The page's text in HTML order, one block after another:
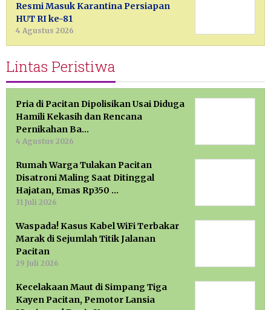
Resmi Masuk Karantina Persiapan
HUT RI ke-81
4 Agustus 2026
Lintas Peristiwa
Pria di Pacitan Dipolisikan Usai Diduga
Hamili Kekasih dan Rencana
Pernikahan Ba…
4 Agustus 2026
Rumah Warga Tulakan Pacitan
Disatroni Maling Saat Ditinggal
Hajatan, Emas Rp350 …
31 Juli 2026
Waspada! Kasus Kabel WiFi Terbakar
Marak di Sejumlah Titik Jalanan
Pacitan
29 Juli 2026
Kecelakaan Maut di Simpang Tiga
Kayen Pacitan, Pemotor Lansia